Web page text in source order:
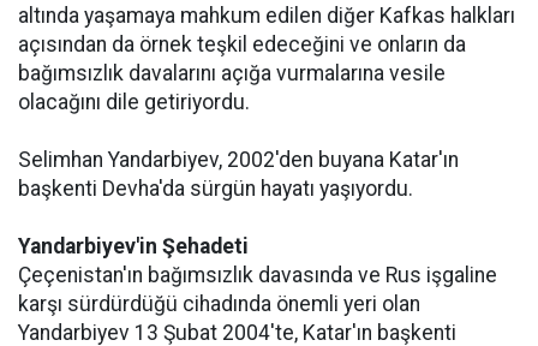
altında yaşamaya mahkum edilen diğer Kafkas halkları
açısından da örnek teşkil edeceğini ve onların da
bağımsızlık davalarını açığa vurmalarına vesile
olacağını dile getiriyordu.
Selimhan Yandarbiyev, 2002'den buyana Katar'ın
başkenti Devha'da sürgün hayatı yaşıyordu.
Yandarbiyev'in Şehadeti
Çeçenistan'ın bağımsızlık davasında ve Rus işgaline
karşı sürdürdüğü cihadında önemli yeri olan
Yandarbiyev 13 Şubat 2004'te, Katar'ın başkenti